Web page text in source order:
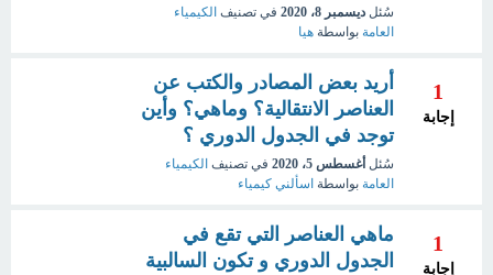
سُئل ديسمبر 8، 2020 في تصنيف الكيمياء
العامة بواسطة هيا
1
إجابة
أريد بعض المصادر والكتب عن
العناصر الانتقالية؟ وماهي؟ وأين
توجد في الجدول الدوري ؟
سُئل أغسطس 5، 2020 في تصنيف الكيمياء
العامة بواسطة اسألني كيمياء
1
إجابة
ماهي العناصر التي تقع في
الجدول الدوري و تكون السالبية